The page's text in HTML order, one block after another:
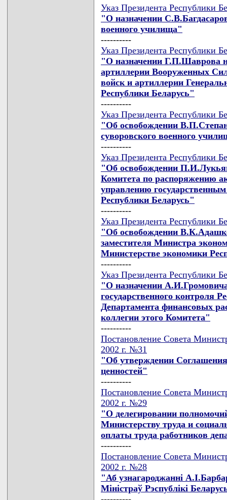
Указ Президента Республики
"О назначении
военного училища"
----------
Указ Президента Республики
"О назначении Г.П.Шаврова
артиллерии Вооруженных
войск и артиллерии
Республики Беларусь"
----------
Указ Президента Республики
"Об освобождении
суворовского военного
----------
Указ Президента Республики
"Об освобождении
Комитета по распоряжению
управлению
Республики Беларусь"
----------
Указ Президента Республики
"Об освобождении
заместителя Министра
Министерстве экономики
----------
Указ Президента Республики
"О назначении
государственного контроля
Департамента финансовых
коллегии этого Комитета"
----------
Постановление Совета
2002 г. №31
"Об утверждении
ценностей"
----------
Постановление Совета
2002 г. №29
"О делегировании
Министерству труда и
оплаты труда работников
----------
Постановление Совета
2002 г. №28
"Аб узнагароджаннi
Мiнiстраў Рэспублiкi